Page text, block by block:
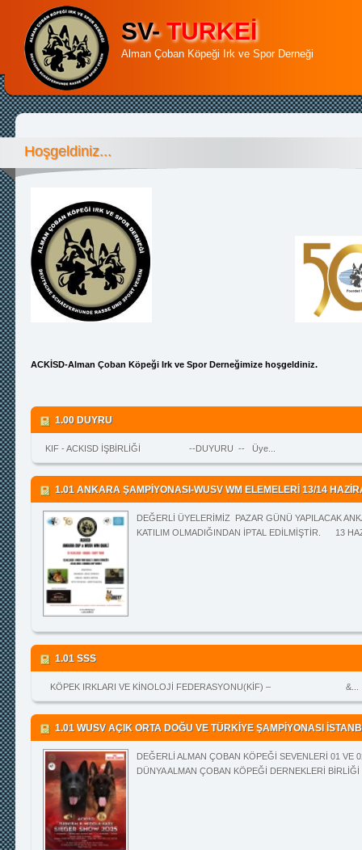
SV- TURKEİ
Alman Çoban Köpeği Irk ve Spor Derneği
Hoşgeldiniz...
ACKİSD-Alman Çoban Köpeği Irk ve Spor Derneğimize hoşgeldiniz.
1.00 DUYRU
KIF - ACKISD İŞBİRLİĞİ --DUYURU -- Üye...
1.01 ANKARA ŞAMPİYONASI-WUSV WM ELEMELERİ 13/14
DEĞERLİ ÜYELERİMİZ PAZAR GÜNÜ YAPILACAK
KATILIM OLMADIĞINDAN İPTAL EDİLMİŞTİR. 13
1.01 SSS
KÖPEK IRKLARI VE KİNOLOJİ FEDERASYONU(KİF) – &...
1.01 WUSV AÇIK ORTA DOĞU VE TÜRKİYE ŞAMPİYONASI
DEĞERLİ ALMAN ÇOBAN KÖPEĞİ SEVENLERİ 01 VE
DÜNYA ALMAN ÇOBAN KÖPEĞİ DERNEKLERİ